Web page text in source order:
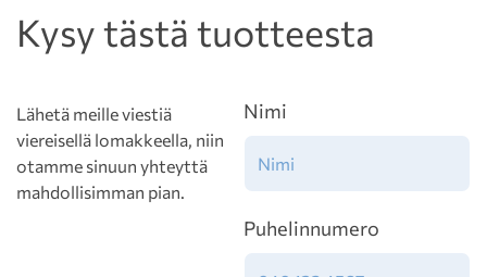
Kysy tästä tuotteesta
Lähetä meille viestiä
viereisellä lomakkeella, niin
otamme sinuun yhteyttä
mahdollisimman pian.
Nimi
Puhelinnumero